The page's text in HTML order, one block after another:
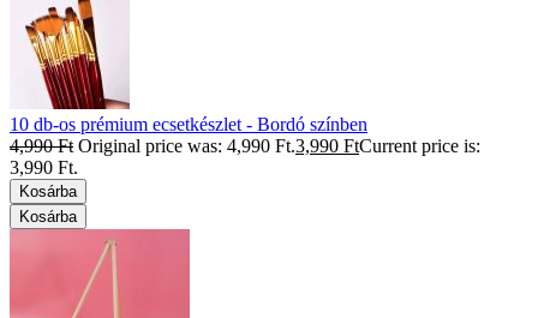
10 db-os prémium ecsetkészlet - Bordó színben
4,990Ft Original price was: 4,990 Ft.3,990 FtCurrent price is:
3,990 Ft.
Kosárba
Kosárba